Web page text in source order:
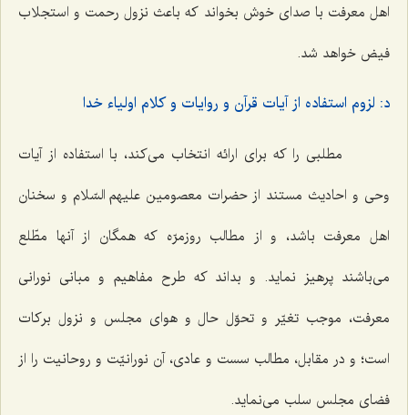
اهل معرفت با صدای خوش بخواند که باعث نزول رحمت و استجلاب
فیض خواهد شد.
د: لزوم استفاده از آیات قرآن و روایات و کلام اولیاء خدا
مطلبی را که برای ارائه انتخاب می‌کند، با استفاده از آیات
وحی و احادیث مستند از حضرات معصومین علیهم السّلام و سخنان
اهل معرفت باشد، و از مطالب روزمرّه که همگان از آنها مطّلع
می‌باشند پرهیز نماید. و بداند که طرح مفاهیم و مبانی نورانی
معرفت، موجب تغیّر و تحوّل حال و هوای مجلس و نزول برکات
است؛ و در مقابل، مطالب سست و عادی، آن نورانیّت و روحانیت را از
فضای مجلس سلب می‌نماید.